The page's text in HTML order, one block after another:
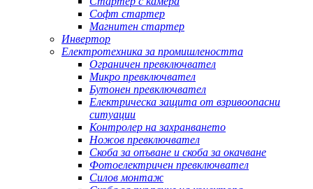
Софт стартер
Магнитен стартер
Инвертор
Електротехника за промишлеността
Ограничен превключвател
Микро превключвател
Бутонен превключвател
Електрическа защита от взривоопасни
ситуации
Контролер на захранването
Ножов превключвател
Скоба за опъване и скоба за окачване
Фотоелектричен превключвател
Силов монтаж